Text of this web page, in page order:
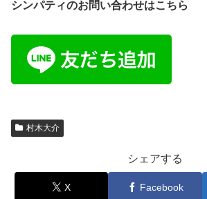
シンパティのお問い合わせはこちら
村木大介
シェアする
X Facebook